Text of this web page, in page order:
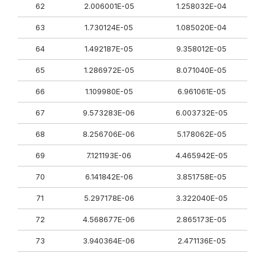
62 2.006001E-05 1.258032E-04
63 1.730124E-05 1.085020E-04
64 1.492187E-05 9.358012E-05
65 1.286972E-05 8.071040E-05
66 1.109980E-05 6.961061E-05
67 9.573283E-06 6.003732E-05
68 8.256706E-06 5.178062E-05
69 7.121193E-06 4.465942E-05
70 6.141842E-06 3.851758E-05
71 5.297178E-06 3.322040E-05
72 4.568677E-06 2.865173E-05
73 3.940364E-06 2.471136E-05